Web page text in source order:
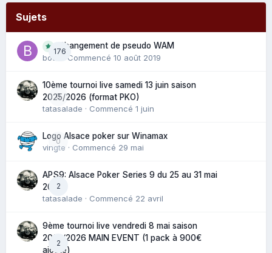
Sujets
176
Changement de pseudo WAM
bouli
· Commencé 10 août 2019
0
10ème tournoi live samedi 13 juin saison
2025/2026 (format PKO)
tatasalade · Commencé 1 juin
0
Logo Alsace poker sur Winamax
vingte · Commencé 29 mai
2
APS9: Alsace Poker Series 9 du 25 au 31 mai
2025
tatasalade · Commencé 22 avril
2
9ème tournoi live vendredi 8 mai saison
2025/2026 MAIN EVENT (1 pack à 900€
ajouté)